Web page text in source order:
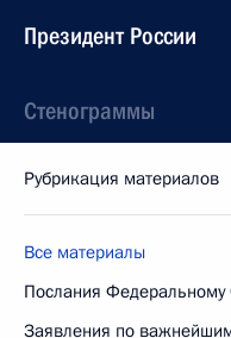
Президент России
Стенограммы
Рубрикация материалов
Все материалы
Послания
Заявления по